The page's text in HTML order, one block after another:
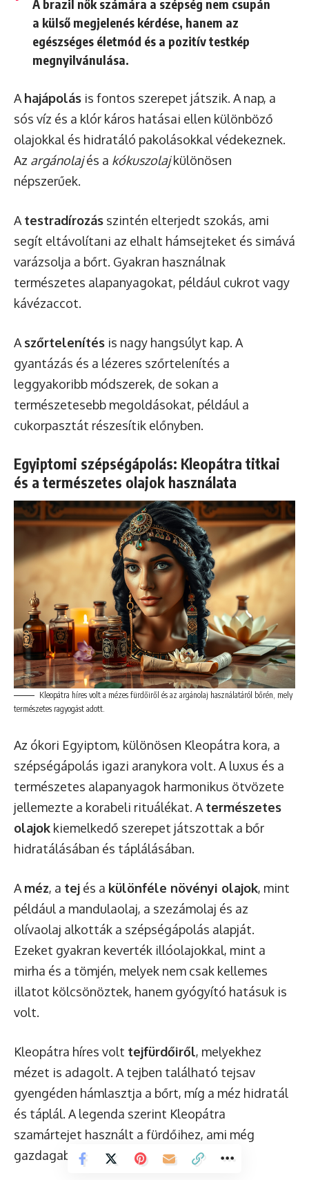
A brazil nők számára a szépség nem csupán
a külső megjelenés kérdése, hanem az
egészséges életmód és a pozitív testkép
megnyilvánulása.
A hajápolás is fontos szerepet játszik. A nap, a
sós víz és a klór káros hatásai ellen különböző
olajokkal és hidratáló pakolásokkal védekeznek.
Az argánolajés a kókuszolajkülönösen
népszerűek.
A testradírozás szintén elterjedt szokás, ami
segít eltávolítani az elhalt hámsejteket és simává
varázsolja a bőrt. Gyakran használnak
természetes alapanyagokat, például cukrot vagy
kávézaccot.
A szőrtelenítés is nagy hangsúlyt kap. A
gyantázás és a lézeres szőrtelenítés a
leggyakoribb módszerek, de sokan a
természetesebb megoldásokat, például a
cukorpasztát részesítik előnyben.
Egyiptomi szépségápolás: Kleopátra titkai
és a természetes olajok használata
Kleopátra híres volt a mézes fürdőiről és az argánolaj használatáról bőrén, mely
természetes ragyogást adott.
Az ókori Egyiptom, különösen Kleopátra kora, a
szépségápolás igazi aranykora volt. A luxus és a
természetes alapanyagok harmonikus ötvözete
jellemezte a korabeli rituálékat. A természetes
olajok kiemelkedő szerepet játszottak a bőr
hidratálásában és táplálásában.
A méz, a tej és a különféle növényi olajok, mint
például a mandulaolaj, a szezámolaj és az
olívaolaj alkották a szépségápolás alapját.
Ezeket gyakran keverték illóolajokkal, mint a
mirha és a tömjén, melyek nem csak kellemes
illatot kölcsönöztek, hanem gyógyító hatásuk is
volt.
Kleopátra híres volt tejfürdőiről, melyekhez
mézet is adagolt. A tejben található tejsav
gyengéden hámlasztja a bőrt, míg a méz hidratál
és táplál. A legenda szerint Kleopátra
szamártejet használt a fürdőihez, ami még
gazdagabb volt tápanyagokban.